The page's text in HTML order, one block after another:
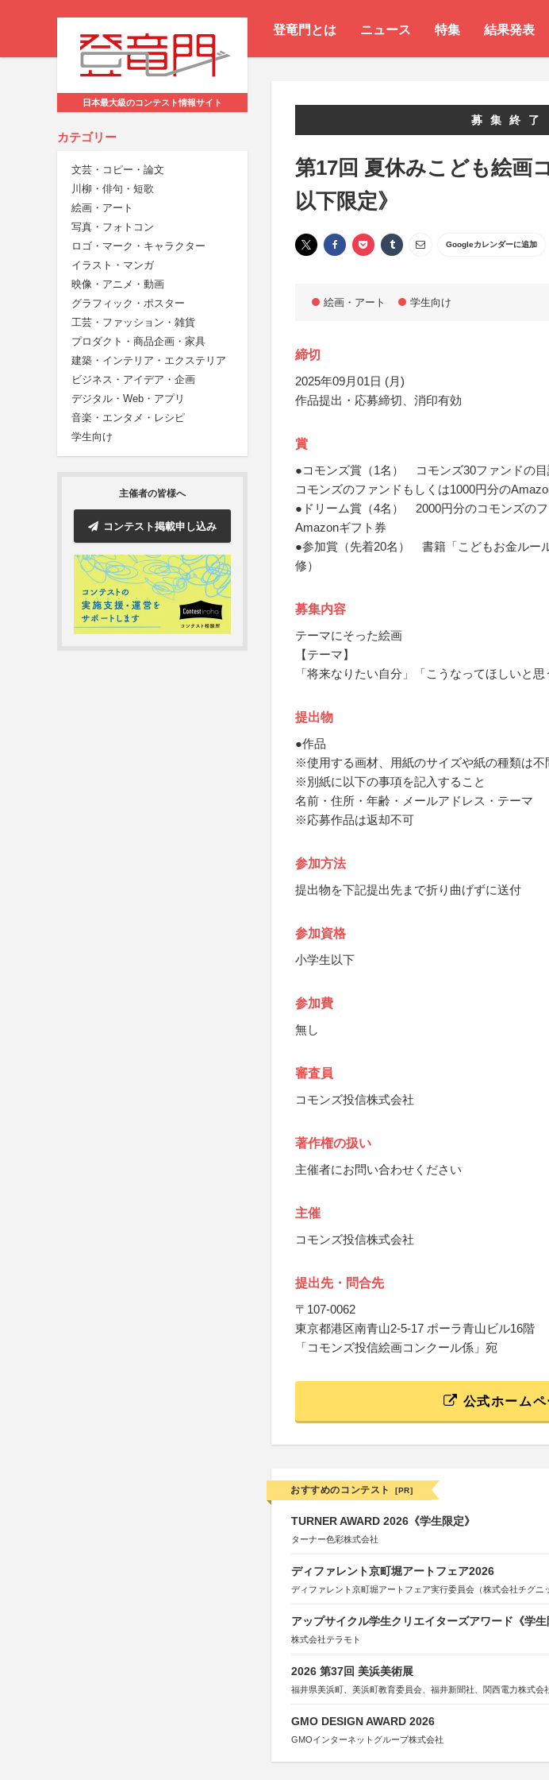
登竜門とは ニュース 特集 結果発表
日本最大級のコンテスト情報サイト
カテゴリー
文芸・コピー・論文
川柳・俳句・短歌
絵画・アート
写真・フォトコン
ロゴ・マーク・キャラクター
イラスト・マンガ
映像・アニメ・動画
グラフィック・ポスター
工芸・ファッション・雑貨
プロダクト・商品企画・家具
建築・インテリア・エクステリア
ビジネス・アイデア・企画
デジタル・Web・アプリ
音楽・エンタメ・レシピ
学生向け
主催者の皆様へ
コンテスト掲載申し込み
募集終了
第17回 夏休みこども絵画
以下限定》
Googleカレンダーに追加
絵画・アート 学生向け
締切
2025年09月01日 (月)
作品提出・応募締切、消印有効
賞
●コモンズ賞（1名） コモンズ30ファンドの
コモンズのファンドもしくは1000円分の
●ドリーム賞（4名） 2000円分のコモンズの
Amazonギフト券
●参加賞（先着20名） 書籍「こどもお金ルー
修）
募集内容
テーマにそった絵画
【テーマ】
「将来なりたい自分」「こうなってほしいと思
提出物
●作品
※使用する画材、用紙のサイズや紙の種類は不
※別紙に以下の事項を記入すること
名前・住所・年齢・メールアドレス・テーマ
※応募作品は返却不可
参加方法
提出物を下記提出先まで折り曲げずに送付
参加資格
小学生以下
参加費
無し
審査員
コモンズ投信株式会社
著作権の扱い
主催者にお問い合わせください
主催
コモンズ投信株式会社
提出先・問合先
〒107-0062
東京都港区南青山2-5-17 ポーラ青山ビル16階
「コモンズ投信絵画コンクール係」宛
公式ホームペ
おすすめのコンテスト [PR]
TURNER AWARD 2026《学生限定》
ターナー色彩株式会社
ディファレント京町堀アートフェア2026
ディファレント京町堀アートフェア実行委員会（株式会社チグニ
アップサイクル学生クリエイターズアワード《学生
株式会社テラモト
2026 第37回 美浜美術展
福井県美浜町、美浜町教育委員会、福井新聞社、関西電力株式会
GMO DESIGN AWARD 2026
GMOインターネットグループ株式会社